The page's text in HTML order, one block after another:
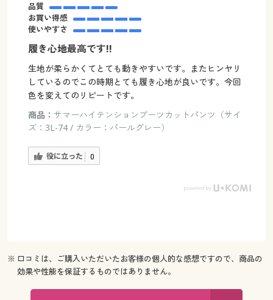
品質
お買い得感
使いやすさ
履き心地最高です!!
生地が柔らかくてとても動きやすいです。またヒンヤリ
しているのでこの時期とても履き心地が良いです。今回
色を変えてのリピートです。
商品： サマーハイテンションブーツカットパンツ（サイ
ズ：3L-74 / カラー：パールグレー）
役に立った 0
※ 口コミは、ご購入いただいたお客様の個人的な感想ですので、商品の
効果や性能を保証するものではありません。